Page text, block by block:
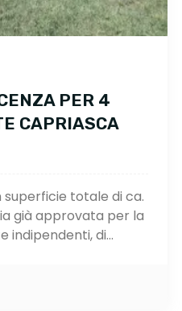
PER 4
CAPRIASCA
totale di ca.
già approvata per la
indipendenti, di...